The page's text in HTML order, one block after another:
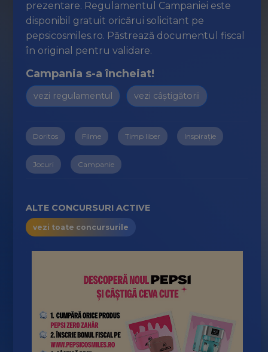
prezentare. Regulamentul Campaniei este
disponibil gratuit oricărui solicitant pe
pepsicosmiles.ro. Păstrează documentul fiscal
în original pentru validare.
Campania s-a încheiat!
vezi regulamentul vezi câștigătorii
Doritos Filme Timp liber Inspirație
Jocuri Campanie
ALTE CONCURSURI ACTIVE
vezi toate concursurile